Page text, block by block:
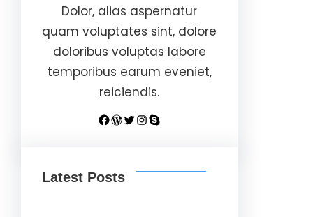
Dolor, alias aspernatur
quam voluptates sint, dolore
doloribus voluptas labore
temporibus earum eveniet,
reiciendis.
Facebook WordPress Twitter InstagramSkype
Latest Posts